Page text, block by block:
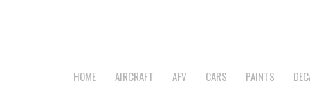
HOME AIRCRAFT AFV CARS PAINTS